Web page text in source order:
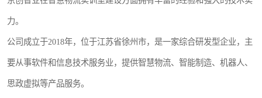
力。
公司成立于2018年，位于江苏省徐州市，是一家综合研发型企业，主
要从事软件和信息技术服务业，提供智慧物流、智能制造、机器人、
思政虚拟等产品服务。